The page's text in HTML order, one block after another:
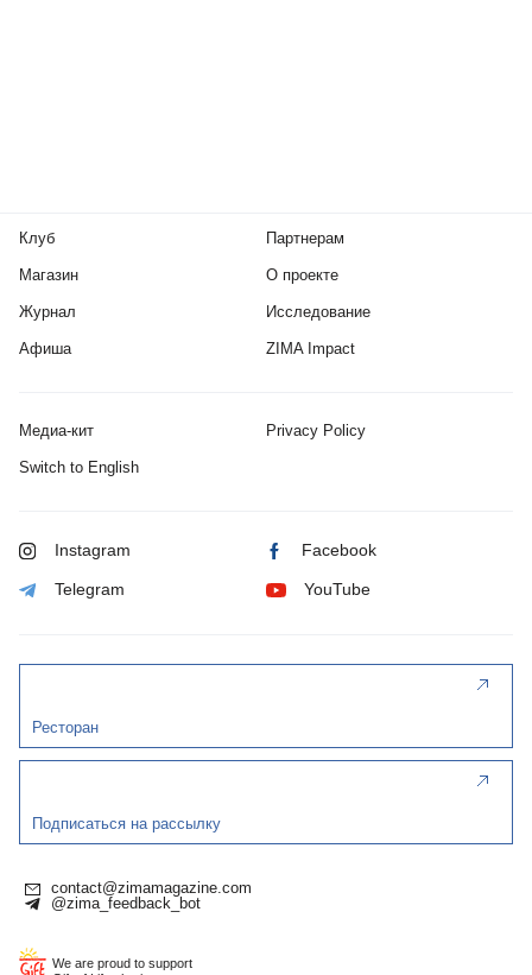
Клуб
Магазин
Журнал
Афиша
Партнерам
О проекте
Исследование
ZIMA Impact
Медиа-кит Privacy Policy
Switch to English
Instagram Facebook
Telegram YouTube
Ресторан
Подписаться на рассылку
contact@zimamagazine.com
@zima_feedback_bot
We are proud to support